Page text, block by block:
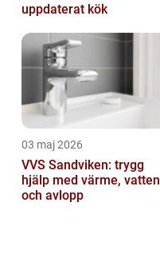
uppdaterat kök
03 maj 2026
VVS Sandviken: trygg
hjälp med värme, vatten
och avlopp